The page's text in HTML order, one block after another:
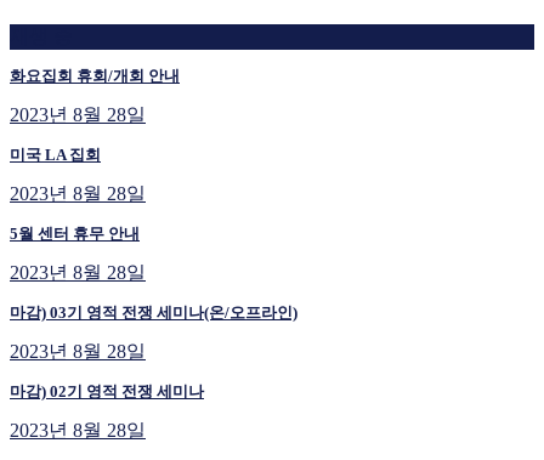
화요집회 휴회/개회 안내
2023년 8월 28일
미국 LA 집회
2023년 8월 28일
5월 센터 휴무 안내
2023년 8월 28일
마감) 03기 영적 전쟁 세미나(온/오프라인)
2023년 8월 28일
마감) 02기 영적 전쟁 세미나
2023년 8월 28일